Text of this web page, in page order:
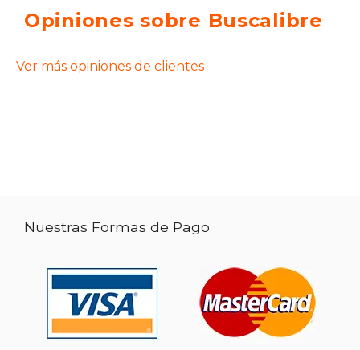
Opiniones sobre Buscalibre
Ver más opiniones de clientes
Nuestras Formas de Pago